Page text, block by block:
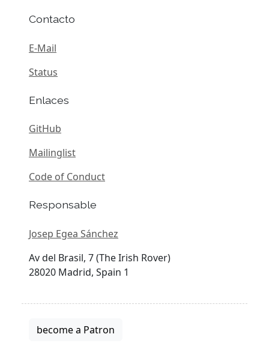
Contacto
E-Mail
Status
Enlaces
GitHub
Mailinglist
Code of Conduct
Responsable
Josep Egea Sánchez
Av del Brasil, 7 (The Irish Rover)
28020 Madrid, Spain 1
become a Patron